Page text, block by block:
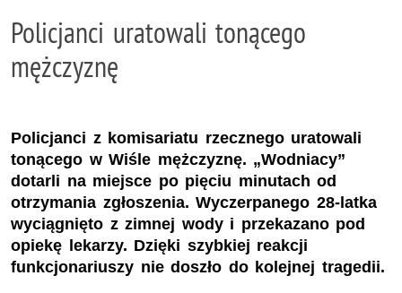
Policjanci uratowali tonącego
mężczyznę
Policjanci z komisariatu rzecznego uratowali
tonącego w Wiśle mężczyznę. „Wodniacy”
dotarli na miejsce po pięciu minutach od
otrzymania zgłoszenia. Wyczerpanego 28-latka
wyciągnięto z zimnej wody i przekazano pod
opiekę lekarzy. Dzięki szybkiej reakcji
funkcjonariuszy nie doszło do kolejnej tragedii.